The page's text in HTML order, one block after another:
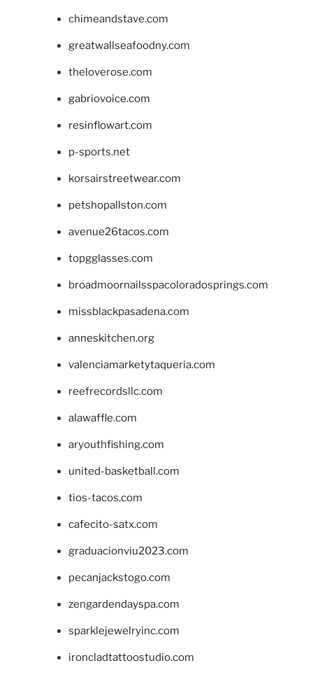
chimeandstave.com
greatwallseafoodny.com
theloverose.com
gabriovoice.com
resinflowart.com
p-sports.net
korsairstreetwear.com
petshopallston.com
avenue26tacos.com
topgglasses.com
broadmoornailsspacoloradosprings.com
missblackpasadena.com
anneskitchen.org
valenciamarketytaqueria.com
reefrecordsllc.com
alawaffle.com
aryouthfishing.com
united-basketball.com
tios-tacos.com
cafecito-satx.com
graduacionviu2023.com
pecanjackstogo.com
zengardendayspa.com
sparklejewelryinc.com
ironcladtattoostudio.com